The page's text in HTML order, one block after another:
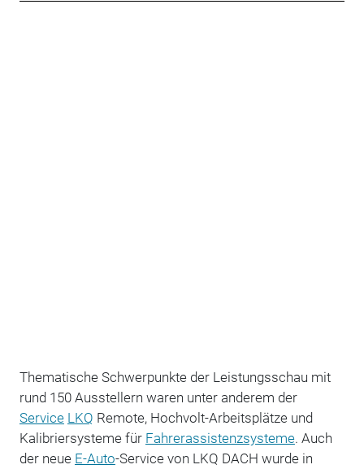
Thematische Schwerpunkte der Leistungsschau mit
rund 150 Ausstellern waren unter anderem der
Service LKQ Remote, Hochvolt-Arbeitsplätze und
Kalibriersysteme für Fahrerassistenzsysteme. Auch
der neue E-Auto-Service von LKQ DACH wurde in